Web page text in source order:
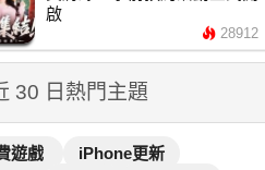
啟
28912
30 日熱門主題
遊戲
iPhone更新